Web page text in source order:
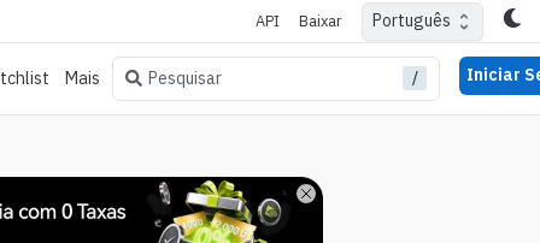
API Baixar Português
Mais Pesquisar / Iniciar